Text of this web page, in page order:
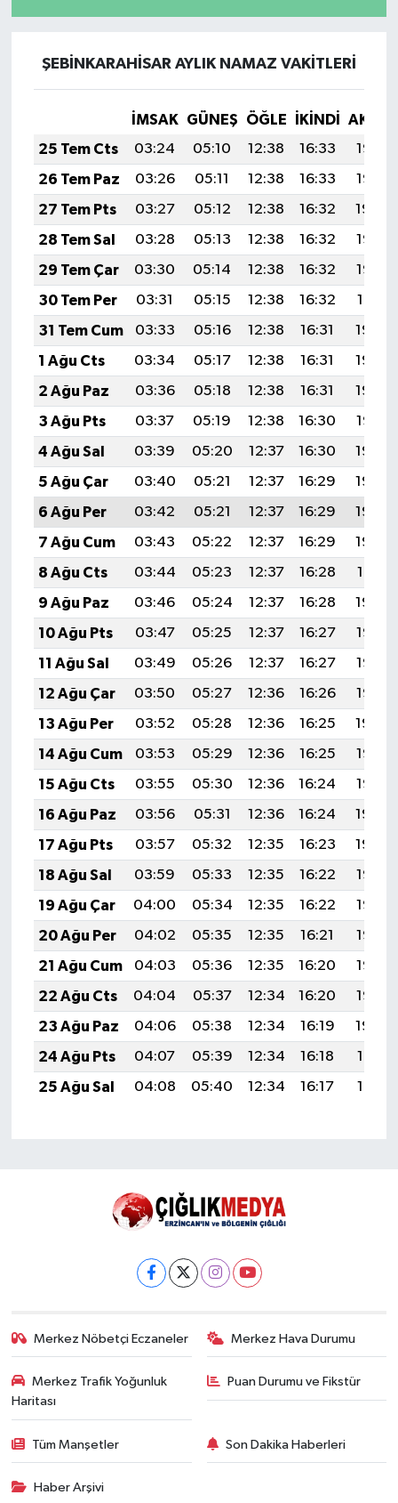
ŞEBİNKARAHİSAR AYLIK NAMAZ VAKITLERI
İMSAK GÜNEŞ ÖĞLE İKINDI
25 Tem Cts
03:24 05:10 12:38 16:33
19:55
26 Tem Paz
03:26 05:11 12:38 16:33
19:55
27 Tem Pts
03:27 05:12 12:38 16:32
19:54
28 Tem Sal
03:28 05:13 12:38 16:32
19:53
29 Tem Çar
03:30 05:14 12:38 16:32
19:52
30 Tem Per
03:31 05:15 12:38 16:32
19:51
31 Tem Cum
03:33 05:16 12:38 16:31
19:50
1 Ağu Cts
03:34 05:17 12:38 16:31
19:49
2 Ağu Paz
03:36 05:18 12:38 16:31
19:48
3 Ağu Pts
03:37 05:19 12:38 16:30
19:47
4 Ağu Sal
03:39 05:20 12:37 16:30
19:45
5 Ağu Çar
03:40 05:21 12:37 16:29
19:44
6 Ağu Per
03:42 05:21 12:37 16:29
19:43
7 Ağu Cum
03:43 05:22 12:37 16:29
19:42
8 Ağu Cts
03:44 05:23 12:37 16:28
19:41
9 Ağu Paz
03:46 05:24 12:37 16:28
19:40
10 Ağu Pts
03:47 05:25 12:37 16:27
19:38
11 Ağu Sal
03:49 05:26 12:37 16:27
19:37
12 Ağu Çar
03:50 05:27 12:36 16:26
19:36
13 Ağu Per
03:52 05:28 12:36 16:25
19:34
14 Ağu Cum
03:53 05:29 12:36 16:25
19:33
15 Ağu Cts
03:55 05:30 12:36 16:24
19:32
16 Ağu Paz
03:56 05:31 12:36 16:24
19:30
17 Ağu Pts
03:57 05:32 12:35 16:23
19:29
18 Ağu Sal
03:59 05:33 12:35 16:22
19:28
19 Ağu Çar
04:00 05:34 12:35 16:22
19:26
20 Ağu Per
04:02 05:35 12:35 16:21
19:25
21 Ağu Cum
04:03 05:36 12:35 16:20
19:23
22 Ağu Cts
04:04 05:37 12:34 16:20
19:22
23 Ağu Paz
04:06 05:38 12:34 16:19
19:20
24 Ağu Pts
04:07 05:39 12:34 16:18
19:19
25 Ağu Sal
04:08 05:40 12:34 16:17 19:17
Merkez Nöbetçi Eczaneler Merkez Hava Durumu
Merkez Trafik Yoğunluk
Haritası
Puan Durumu ve Fikstür
Tüm Manşetler Son Dakika Haberleri
Haber Arşivi